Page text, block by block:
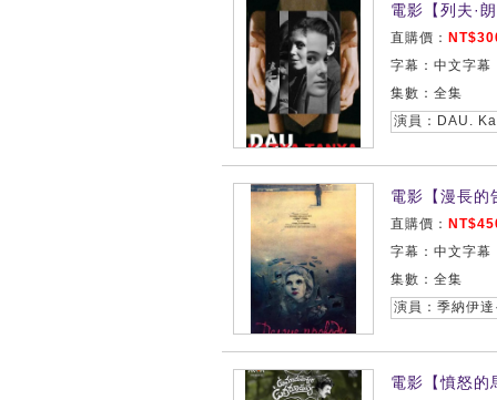
電影【列夫·
直購價：
字幕：中文字幕
集數：全集
演員：DAU.
電影【漫長
直購價：
字幕：中文字幕
集數：全集
電影【憤怒